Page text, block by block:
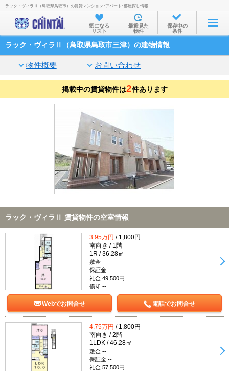
お部屋を探す
沿線・駅から
住所から
家賃相場から
通勤通学時間から
不動産会社から
TOP
ラック・ヴィラⅡ（鳥取県鳥取市）の賃貸マンション･アパート･部屋探し情報
気になる
リスト
最近見た
物件
保存中の
条件
ラック・ヴィラⅡ（鳥取県鳥取市三津）の建物情報
物件概要 お問い合わせ
掲載中の賃貸物件は2件あります
ラック・ヴィラⅡ 賃貸物件の空室情報
3.95万円 / 1,800円
南向き / 1階
1R / 36.28㎡
敷金 --
保証金 --
礼金 49,500円
償却 --
Webでお問合せ 電話でお問合せ
4.75万円 / 1,800円
南向き / 2階
1LDK / 46.28㎡
敷金 --
保証金 --
礼金 57,500円